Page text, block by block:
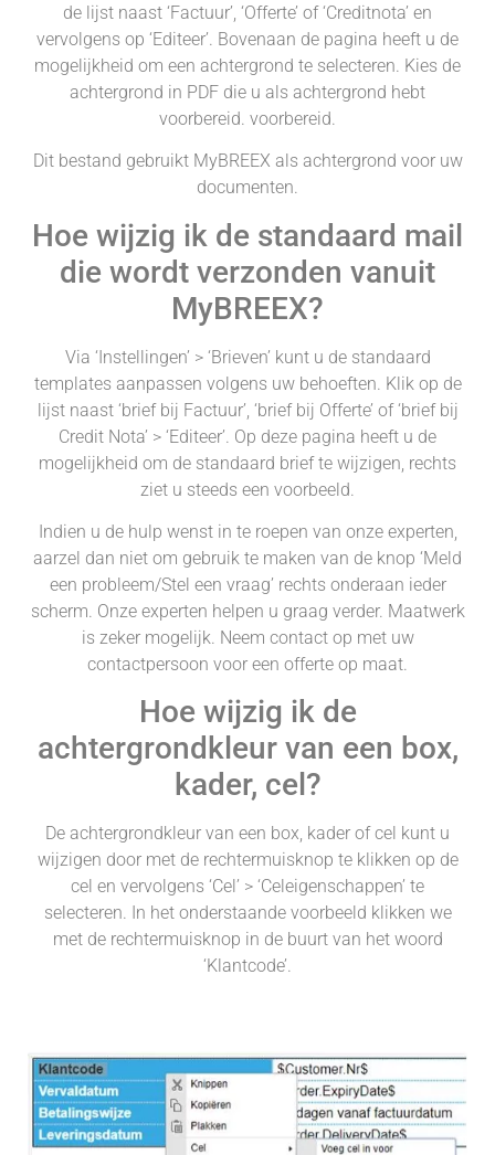
de lijst naast ‘Factuur’, ‘Offerte’ of ‘Creditnota’ en
vervolgens op ‘Editeer’. Bovenaan de pagina heeft u de
mogelijkheid om een achtergrond te selecteren. Kies de
achtergrond in PDF die u als achtergrond hebt
voorbereid. voorbereid.
Dit bestand gebruikt MyBREEX als achtergrond voor uw
documenten.
Hoe wijzig ik de standaard mail
die wordt verzonden vanuit
MyBREEX?
Via ‘Instellingen’ > ‘Brieven’ kunt u de standaard
templates aanpassen volgens uw behoeften. Klik op de
lijst naast ‘brief bij Factuur’, ‘brief bij Offerte’ of ‘brief bij
Credit Nota’ > ‘Editeer’. Op deze pagina heeft u de
mogelijkheid om de standaard brief te wijzigen, rechts
ziet u steeds een voorbeeld.
Indien u de hulp wenst in te roepen van onze experten,
aarzel dan niet om gebruik te maken van de knop ‘Meld
een probleem/Stel een vraag’ rechts onderaan ieder
scherm. Onze experten helpen u graag verder. Maatwerk
is zeker mogelijk. Neem contact op met uw
contactpersoon voor een offerte op maat.
Hoe wijzig ik de
achtergrondkleur van een box,
kader, cel?
De achtergrondkleur van een box, kader of cel kunt u
wijzigen door met de rechtermuisknop te klikken op de
cel en vervolgens ‘Cel’ > ‘Celeigenschappen’ te
selecteren. In het onderstaande voorbeeld klikken we
met de rechtermuisknop in de buurt van het woord
‘Klantcode’.